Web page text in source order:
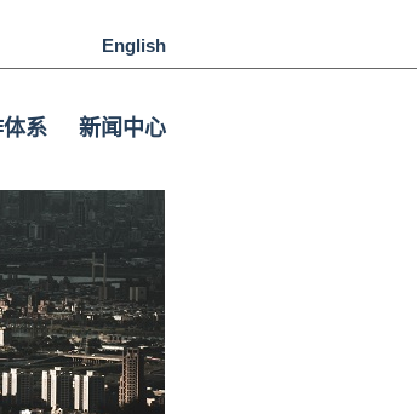
English
系 新闻中心